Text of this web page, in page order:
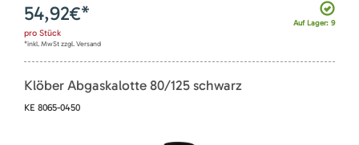
Auf Lager: 9
54,92€*
pro Stück
*inkl. MwSt zzgl. Versand
Klöber Abgaskalotte 80/125 schwarz
KE 8065-0450